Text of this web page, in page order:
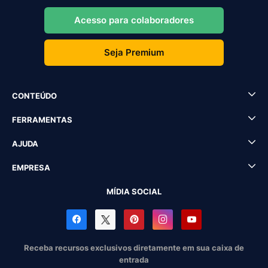
Acesso para colaboradores
Seja Premium
CONTEÚDO
FERRAMENTAS
AJUDA
EMPRESA
MÍDIA SOCIAL
Receba recursos exclusivos diretamente em sua caixa de
entrada